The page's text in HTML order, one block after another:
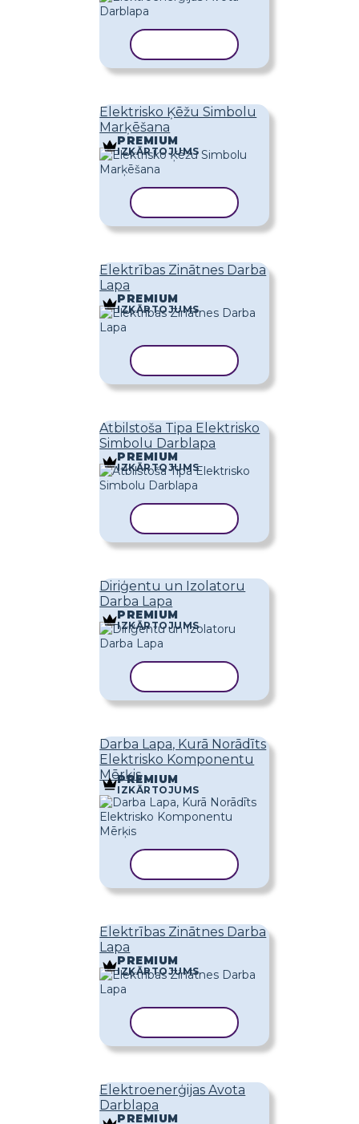
Elektrisko Ķēžu Simbolu
Marķēšana
PREMIUM
IZKĀRTOJUMS
Elektrības Zinātnes Darba
Lapa
PREMIUM
IZKĀRTOJUMS
Atbilstoša Tipa Elektrisko
Simbolu Darblapa
PREMIUM
IZKĀRTOJUMS
Diriģentu un Izolatoru
Darba Lapa
PREMIUM
IZKĀRTOJUMS
Darba Lapa, Kurā Norādīts
Elektrisko Komponentu
Mērķis
PREMIUM
IZKĀRTOJUMS
Elektrības Zinātnes Darba
Lapa
PREMIUM
IZKĀRTOJUMS
Elektroenerģijas Avota
Darblapa
PREMIUM